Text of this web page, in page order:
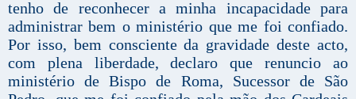
tenho de reconhecer a minha incapacidade para
administrar bem o ministério que me foi confiado.
Por isso, bem consciente da gravidade deste acto,
com plena liberdade, declaro que renuncio ao
ministério de Bispo de Roma, Sucessor de São